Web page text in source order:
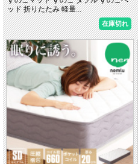
ッド 折りたたみ 軽量...
在庫切れ